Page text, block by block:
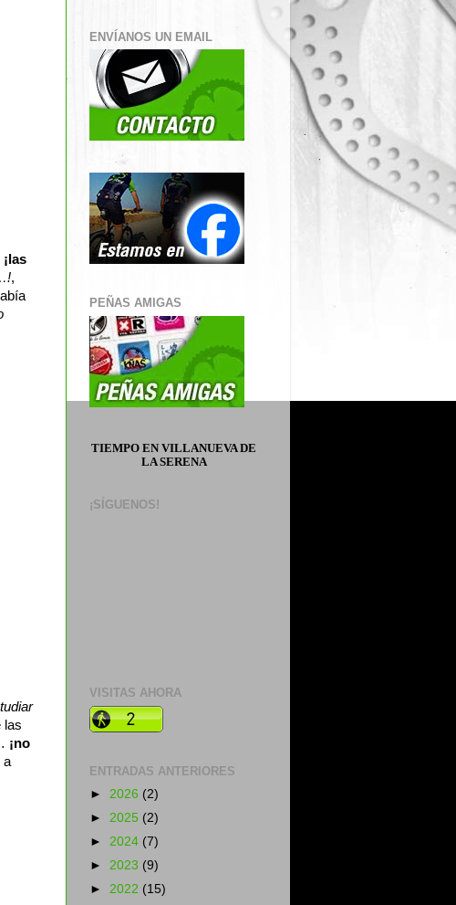
¡las
,
las
¡no
a
ENVÍANOS UN EMAIL
PEÑAS AMIGAS
TIEMPO EN VILLANUEVA DE
LA SERENA
¡SÍGUENOS!
VISITAS AHORA
ENTRADAS ANTERIORES
► 2026 (2)
► 2025 (2)
► 2024 (7)
► 2023 (9)
► 2022 (15)